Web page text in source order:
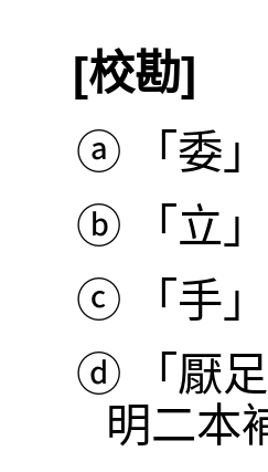
[校勘]
ⓐ
「委
ⓑ
「立
ⓒ
「手
ⓓ
「厭
明二本